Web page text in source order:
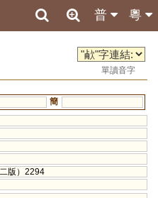
粵
普
單讀音字
簡
版）2294